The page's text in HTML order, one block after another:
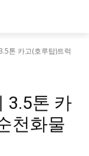
톤 카고(호루탑)트럭
3.5톤 카
천화물